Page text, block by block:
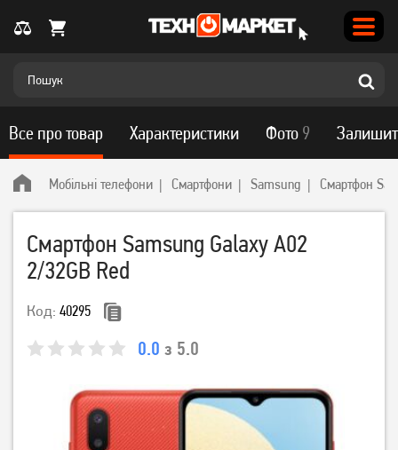
Мобільні телефони Смартфони Samsung Смартфон
Смартфон Samsung Galaxy A02
2/32GB Red
Код: 40295
0.0 з 5.0
Все про товар Характеристики Фото 9